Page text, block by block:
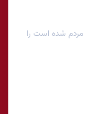
مردم شده است را